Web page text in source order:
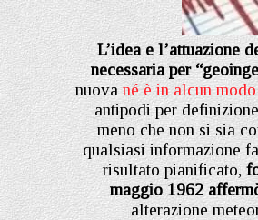
L’idea e l’attuazione
necessaria per
nuova né è in alcun
antipodi per
meno che non si sia
qualsiasi informazione
risultato pianificato,
maggio 1962
alterazione